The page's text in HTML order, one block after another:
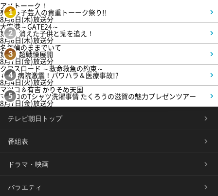
1
アメトーーク！
売れっ子芸人の貴重トーーク祭り!!
8月6日(木)放送分
2
大空港～GATE24～
第3話 消えた子供と兎を追え！
8月6日(木)放送分
3
名探偵のままでいて
第4話 超戦慄展開
8月7日(金)放送分
4
クロスロード ～救命救急の約束～
＃5 病院激震！パワハラ＆医療事故!?
8月4日(火)放送分
5
マツコ＆有吉 かりそめ天国
マツコのTシャツ洗濯事情 たくろうの滋賀の魅力プレゼンツアー
8月7日(金)放送分
テレビ朝日トップ
番組表
ドラマ・映画
バラエティ